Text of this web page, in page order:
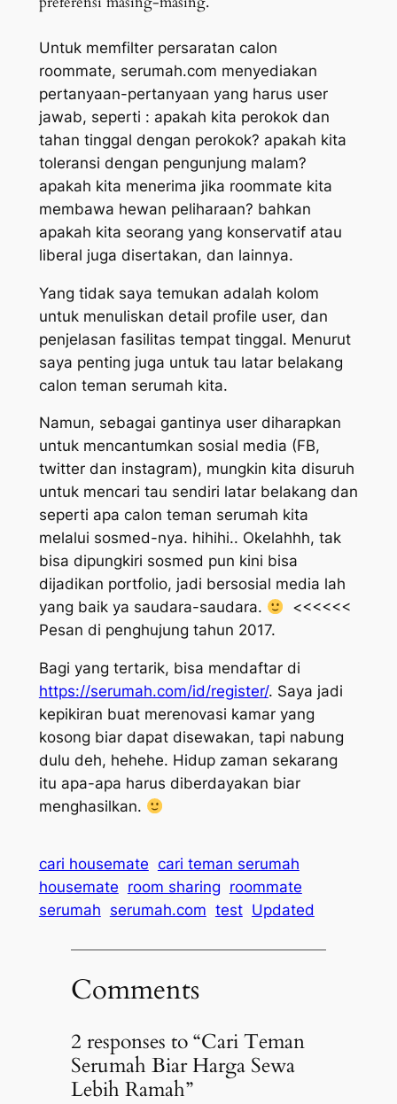
Untuk memfilter persaratan calon
roommate, serumah.com menyediakan
pertanyaan-pertanyaan yang harus user
jawab, seperti : apakah kita perokok dan
tahan tinggal dengan perokok? apakah kita
toleransi dengan pengunjung malam?
apakah kita menerima jika roommate kita
membawa hewan peliharaan? bahkan
apakah kita seorang yang konservatif atau
liberal juga disertakan, dan lainnya.
Yang tidak saya temukan adalah kolom
untuk menuliskan detail profile user, dan
penjelasan fasilitas tempat tinggal. Menurut
saya penting juga untuk tau latar belakang
calon teman serumah kita.
Namun, sebagai gantinya userdiharapkan
untuk mencantumkan sosial media (FB,
twitter dan instagram), mungkin kita disuruh
untuk mencari tau sendiri latar belakang dan
seperti apa calon teman serumah kita
melalui sosmed-nya. hihihi.. Okelahhh, tak
bisa dipungkiri sosmed pun kini bisa
dijadikan portfolio, jadi bersosial media lah
yang baik ya saudara-saudara.
<<<<<<
Pesan di penghujung tahun 2017.
Bagi yang tertarik, bisa mendaftar di
https://serumah.com/id/register/. Saya jadi
kepikiran buat merenovasi kamar yang
kosong biar dapat disewakan, tapi nabung
dulu deh, hehehe. Hidup zaman sekarang
itu apa-apa harus diberdayakan biar
menghasilkan.
cari housemate cari teman serumah
housemate room sharing roommate
serumah serumah.com test Updated
Comments
2 responses to “Cari Teman
Serumah Biar Harga Sewa
Lebih Ramah”